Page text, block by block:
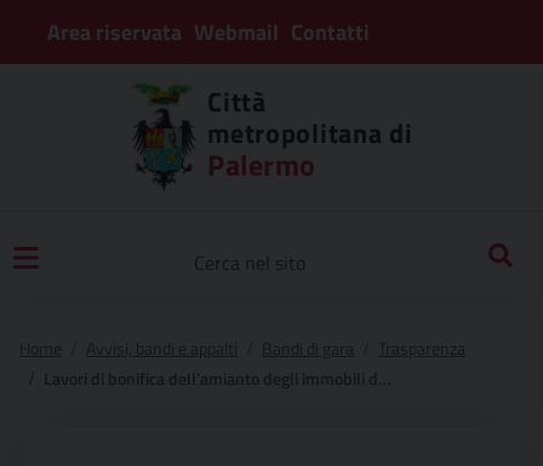
Area riservata Webmail Contatti
Città
metropolitana di
Palermo